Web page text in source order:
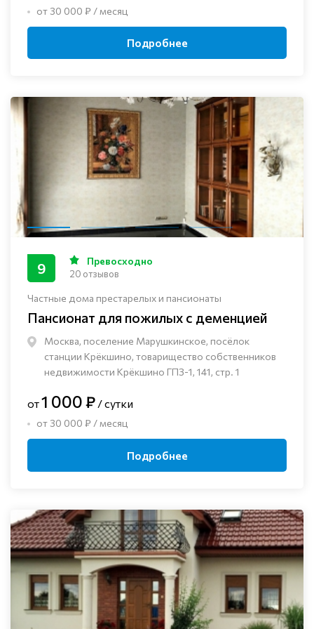
от 30 000 ₽ / месяц
Подробнее
Частные дома престарелых и пансионаты
Пансионат для пожилых с деменцией
Москва, поселение Марушкинское, посёлок
станции Крёкшино, товарищество собственников
недвижимости Крёкшино ГПЗ-1, 141, стр. 1
9 Превосходно
20 отзывов
от1 000 ₽ / сутки
от 30 000 ₽ / месяц
Подробнее